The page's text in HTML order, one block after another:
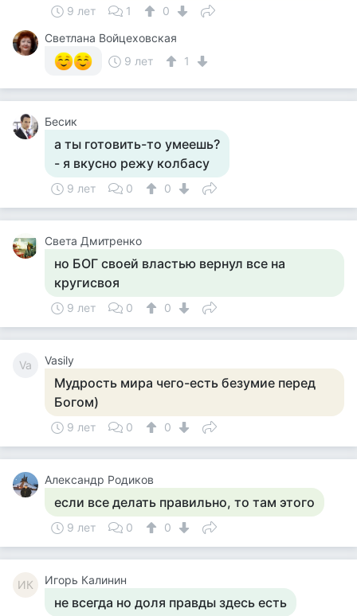
9 лет 1
0
Светлана Войцеховская
9 лет
1
Бесик
а ты готовить-то умеешь?
- я вкусно режу колбасу
9 лет 0 0
Света Дмитренко
но БОГ своей властью вернул все на
кругисвоя
9 лет 0 0
Va Vasily
Мудрость мира чего-есть безумие перед
Богом)
9 лет 0 0
Александр Родиков
если все делать правильно, то там этого
9 лет 0 0
ИК Игорь Калинин
не всегда но доля правды здесь есть